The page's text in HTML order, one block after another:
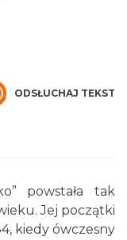
ODSŁUCHAJ TEKST
powstała tak
Jej początki
kiedy ówczesny